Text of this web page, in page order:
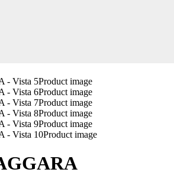
Product image
Product image
Product image
Product image
Product image
Product image